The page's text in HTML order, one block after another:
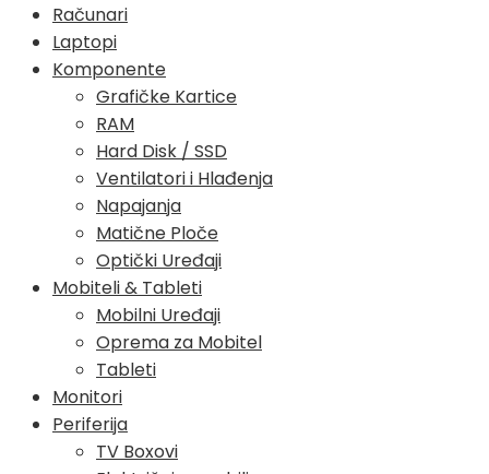
Računari
Laptopi
Komponente
Grafičke Kartice
RAM
Hard Disk / SSD
Ventilatori i Hlađenja
Napajanja
Matične Ploče
Optički Uređaji
Mobiteli & Tableti
Mobilni Uređaji
Oprema za Mobitel
Tableti
Monitori
Periferija
TV Boxovi